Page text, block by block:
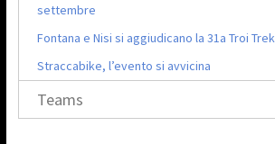
settembre
Fontana e Nisi si aggiudicano la 31a Troi Trek
Straccabike, l’evento si avvicina
Teams